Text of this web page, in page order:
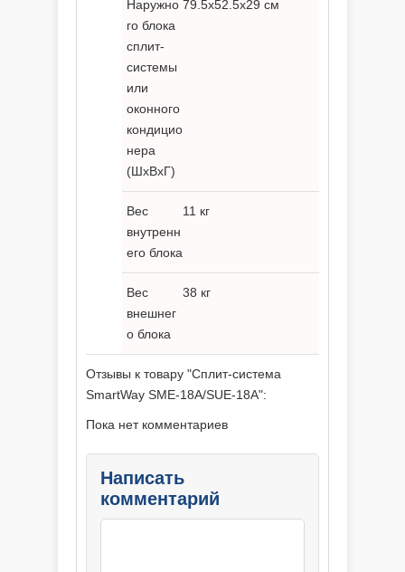
Наружно
го блока
сплит-
системы
или
оконного
кондицио
нера
(ШxВxГ)
79.5x52.5x29 см
Вес
внутренн
его блока
11 кг
Вес
внешнег
о блока
38 кг
Отзывы к товару "Сплит-система
SmartWay SME-18A/SUE-18A":
Пока нет комментариев
Написать
комментарий